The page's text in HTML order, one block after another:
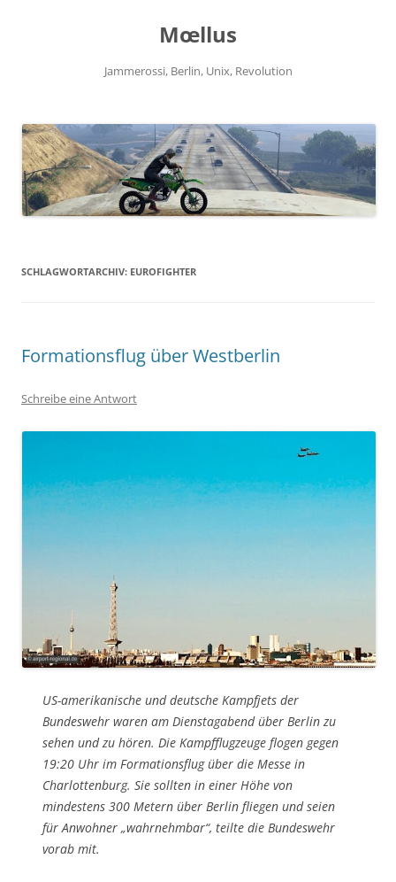
Mœllus
Jammerossi, Berlin, Unix, Revolution
SCHLAGWORTARCHIV: EUROFIGHTER
Formationsflug über Westberlin
Schreibe eine Antwort
US-amerikanische und deutsche Kampfjets der
Bundeswehr waren am Dienstagabend über Berlin zu
sehen und zu hören. Die Kampfflugzeuge flogen gegen
19:20 Uhr im Formationsflug über die Messe in
Charlottenburg. Sie sollten in einer Höhe von
mindestens 300 Metern über Berlin fliegen und seien
für Anwohner „wahrnehmbar“, teilte die Bundeswehr
vorab mit.